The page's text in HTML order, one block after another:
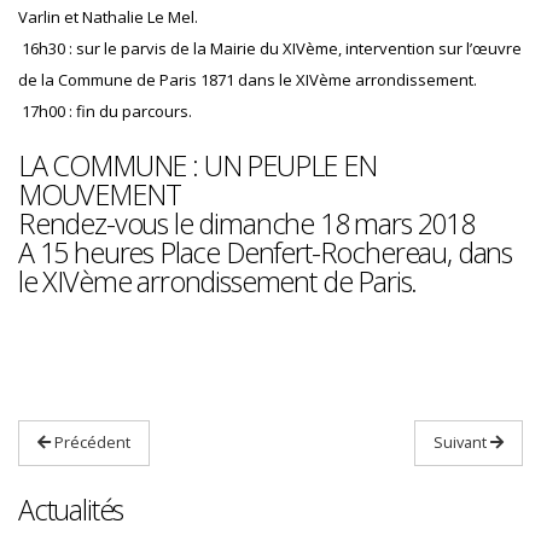
Varlin et Nathalie Le Mel.
16h30 : sur le parvis de la Mairie du XIVème, intervention sur l’œuvre
de la Commune de Paris 1871 dans le XIVème arrondissement.
17h00 : fin du parcours.
LA COMMUNE : UN PEUPLE EN
MOUVEMENT
Rendez-vous le dimanche 18 mars 2018
A 15 heures Place Denfert-Rochereau, dans
le XIVème arrondissement de Paris.
Précédent Suivant
Actualités